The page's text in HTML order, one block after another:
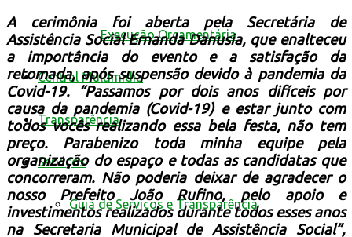
Execução Orçamentária
Central Multimídia
Transparência
Serviços
Guia de Serviços e Transparência
A cerimônia foi aberta pela Secretária de
Assistência Social Ernanda Danusia, que enalteceu
a importância do evento e a satisfação da
retomada, após suspensão devido à pandemia da
Covid-19. “Passamos por dois anos difíceis por
causa da pandemia (Covid-19) e estar junto com
todos vocês realizando essa bela festa, não tem
preço. Parabenizo toda minha equipe pela
organização do espaço e todas as candidatas que
concorreram. Não poderia deixar de agradecer o
nosso Prefeito João Rufino, pelo apoio e
investimentos realizados durante todos esses anos
na Secretaria Municipal de Assistência Social”,